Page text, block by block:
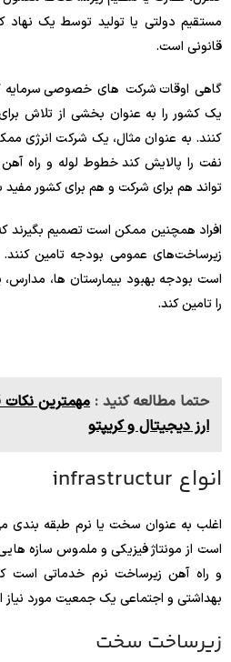
مستقیم دولتی یا تولید توسط یک نهاد
قانونی است.
گاهی اوقات شرکت های خصوصی سرمایه
یک کشور را به عنوان بخشی از تلاش
کنند. به عنوان مثال، یک شرکت انرژی
نفت را پالایش کند خطوط لوله و راه
تواند هم برای شرکت و هم برای کشور مفید
افراد همچنین ممکن است تصمیم بگیرند
زیرساخت‌های عمومی بودجه تامین
است بودجه بهبود بیمارستان ها،
را تامین کند.
حتما مطالعه کنید : مهمترین نکات
ارز دیجیتال و کریپتو
انواع infrastructur
اغلب به عنوان سخت یا نرم طبقه
است از مونتاژ فیزیکی و ملموس سازه
و راه آهن زیرساخت نرم خدماتی است
بهداشتی و اجتماعی یک جمعیت مورد
زیرساخت سخت